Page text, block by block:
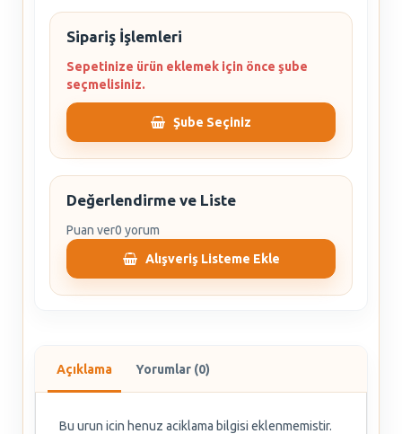
Sipariş İşlemleri
Sepetinize ürün eklemek için önce şube
seçmelisiniz.
Şube Seçiniz
Değerlendirme ve Liste
Puan ver0 yorum
Alışveriş Listeme Ekle
Açıklama Yorumlar (0)
Bu urun icin henuz aciklama bilgisi eklenmemistir.